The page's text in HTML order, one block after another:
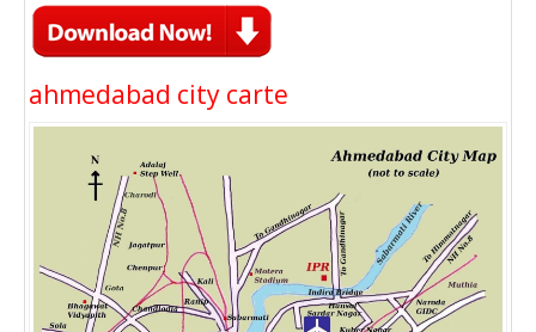
ahmedabad city carte